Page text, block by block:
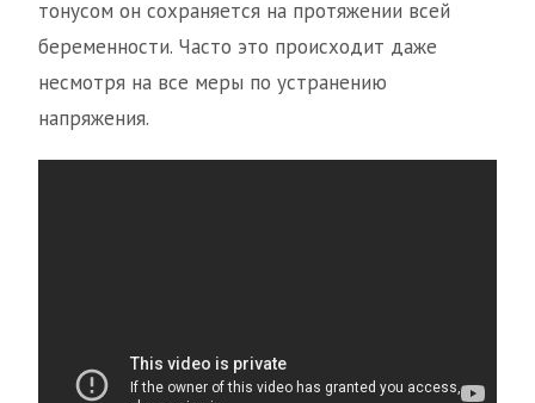
тонусом он сохраняется на протяжении всей
беременности. Часто это происходит даже
несмотря на все меры по устранению
напряжения.